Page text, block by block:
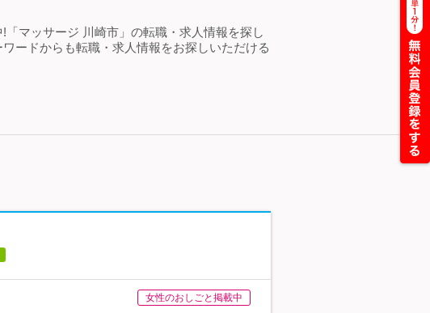
マッサージ 川崎市」の転職・求人情報を探し
ードからも転職・求人情報をお探しいただける
女性のおしごと掲載中